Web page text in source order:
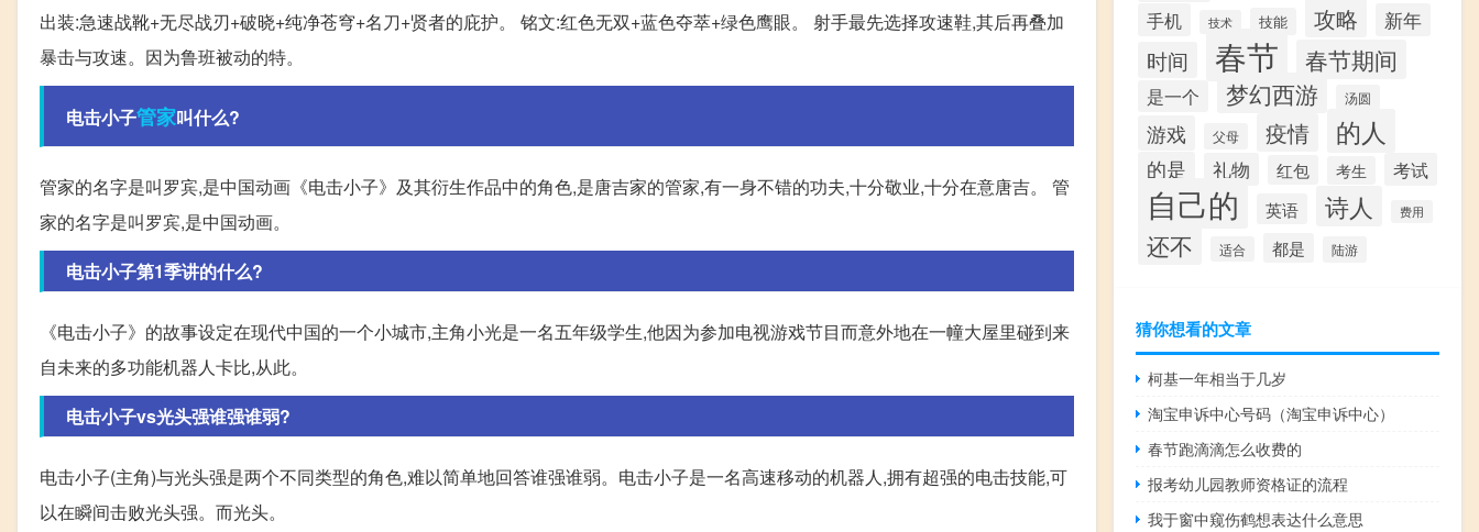
出装:急速战靴+无尽战刃+破晓+纯净苍穹+名刀+贤者的庇护。 铭文:红色无双+蓝色夺萃+绿色鹰眼。 射手最先选择攻速鞋,其后再叠加
暴击与攻速。因为鲁班被动的特。
电击小子管家叫什么?
管家的名字是叫罗宾,是中国动画《电击小子》及其衍生作品中的角色,是唐吉家的管家,有一身不错的功夫,十分敬业,十分在意唐吉。 管
家的名字是叫罗宾,是中国动画。
电击小子第1季讲的什么?
《电击小子》的故事设定在现代中国的一个小城市,主角小光是一名五年级学生,他因为参加电视游戏节目而意外地在一幢大屋里碰到来
自未来的多功能机器人卡比,从此。
电击小子vs光头强谁强谁弱?
电击小子(主角)与光头强是两个不同类型的角色,难以简单地回答谁强谁弱。电击小子是一名高速移动的机器人,拥有超强的电击技能,可
以在瞬间击败光头强。而光头。
手机 技术 技能 攻略 新年
时间 春节 春节期间
是一个 梦幻西游 汤圆
游戏 父母 疫情 的人
的是 礼物 红包 考生 考试
自己的 英语 诗人 费用
还不 适合 都是 陆游
猜你想看的文章
柯基一年相当于几岁
淘宝申诉中心号码（淘宝申诉中心）
春节跑滴滴怎么收费的
报考幼儿园教师资格证的流程
我于窗中窥伤鹤想表达什么意思